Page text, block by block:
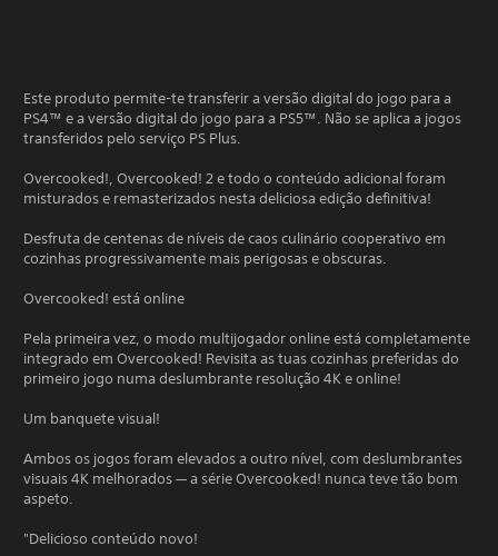
Este produto permite-te transferir a versão digital do jogo para a
PS4™ e a versão digital do jogo para a PS5™. Não se aplica a jogos
transferidos pelo serviço PS Plus.
Overcooked!, Overcooked! 2 e todo o conteúdo adicional foram
misturados e remasterizados nesta deliciosa edição definitiva!
Desfruta de centenas de níveis de caos culinário cooperativo em
cozinhas progressivamente mais perigosas e obscuras.
Overcooked! está online
Pela primeira vez, o modo multijogador online está completamente
integrado em Overcooked! Revisita as tuas cozinhas preferidas do
primeiro jogo numa deslumbrante resolução 4K e online!
Um banquete visual!
Ambos os jogos foram elevados a outro nível, com deslumbrantes
visuais 4K melhorados — a série Overcooked! nunca teve tão bom
aspeto.
"Delicioso conteúdo novo!